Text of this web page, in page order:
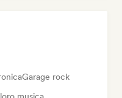
Garage rock